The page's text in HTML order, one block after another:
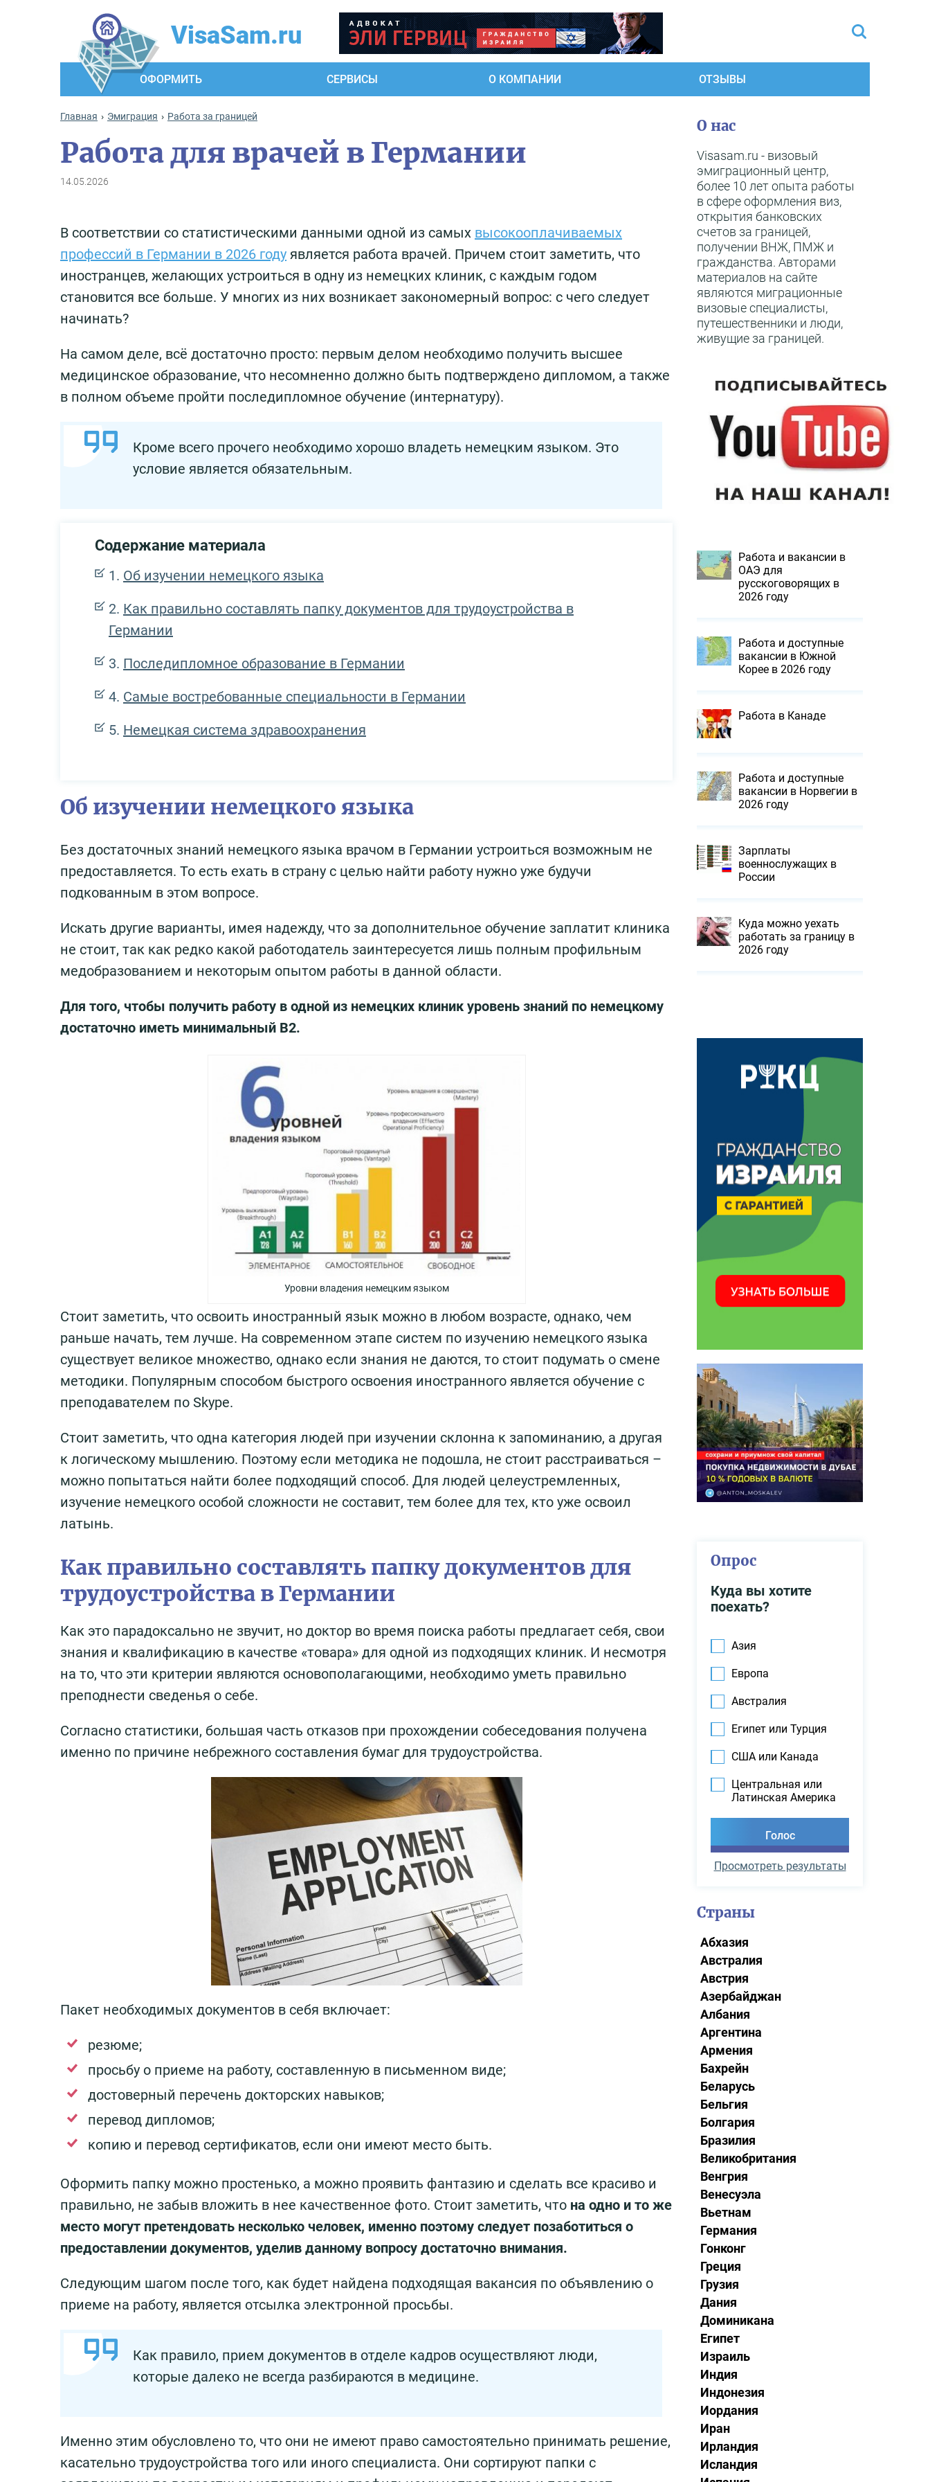
VisaSam.ru
ОФОРМИТЬ СЕРВИСЫ О КОМПАНИИ ОТЗЫВЫ
Главная Эмиграция Работа за границей
Работа для врачей в Германии
14.05.2026
В соответствии со статистическими данными одной из самых высокооплачиваемых
профессий в Германии в 2026 году является работа врачей. Причем стоит заметить, что
иностранцев, желающих устроиться в одну из немецких клиник, с каждым годом
становится все больше. У многих из них возникает закономерный вопрос: с чего следует
начинать?
На самом деле, всё достаточно просто: первым делом необходимо получить высшее
медицинское образование, что несомненно должно быть подтверждено дипломом, а также
в полном объеме пройти последипломное обучение (интернатуру).
Кроме всего прочего необходимо хорошо владеть немецким языком. Это
условие является обязательным.
Содержание материала
Об изучении немецкого языка
Как правильно составлять папку документов для трудоустройства в
Германии
Последипломное образование в Германии
Самые востребованные специальности в Германии
Немецкая система здравоохранения
Об изучении немецкого языка
Без достаточных знаний немецкого языка врачом в Германии устроиться возможным не
предоставляется. То есть ехать в страну с целью найти работу нужно уже будучи
подкованным в этом вопросе.
Искать другие варианты, имея надежду, что за дополнительное обучение заплатит клиника
не стоит, так как редко какой работодатель заинтересуется лишь полным профильным
медобразованием и некоторым опытом работы в данной области.
Для того, чтобы получить работу в одной из немецких клиник уровень знаний по немецкому
достаточно иметь минимальный В2.
Уровни владения немецким языком
Стоит заметить, что освоить иностранный язык можно в любом возрасте, однако, чем
раньше начать, тем лучше. На современном этапе систем по изучению немецкого языка
существует великое множество, однако если знания не даются, то стоит подумать о смене
методики. Популярным способом быстрого освоения иностранного является обучение с
преподавателем по Skype.
Стоит заметить, что одна категория людей при изучении склонна к запоминанию, а другая
к логическому мышлению. Поэтому если методика не подошла, не стоит расстраиваться –
можно попытаться найти более подходящий способ. Для людей целеустремленных,
изучение немецкого особой сложности не составит, тем более для тех, кто уже освоил
латынь.
Как правильно составлять папку документов для
трудоустройства в Германии
Как это парадоксально не звучит, но доктор во время поиска работы предлагает себя, свои
знания и квалификацию в качестве «товара» для одной из подходящих клиник. И несмотря
на то, что эти критерии являются основополагающими, необходимо уметь правильно
преподнести сведенья о себе.
Согласно статистики, большая часть отказов при прохождении собеседования получена
именно по причине небрежного составления бумаг для трудоустройства.
Пакет необходимых документов в себя включает:
резюме;
просьбу о приеме на работу, составленную в письменном виде;
достоверный перечень докторских навыков;
перевод дипломов;
копию и перевод сертификатов, если они имеют место быть.
Оформить папку можно простенько, а можно проявить фантазию и сделать все красиво и
правильно, не забыв вложить в нее качественное фото. Стоит заметить, что на одно и то же
место могут претендовать несколько человек, именно поэтому следует позаботиться о
предоставлении документов, уделив данному вопросу достаточно внимания.
Следующим шагом после того, как будет найдена подходящая вакансия по объявлению о
приеме на работу, является отсылка электронной просьбы.
Как правило, прием документов в отделе кадров осуществляют люди,
которые далеко не всегда разбираются в медицине.
Именно этим обусловлено то, что они не имеют право самостоятельно принимать решение,
касательно трудоустройства того или иного специалиста. Они сортируют папки с
О нас
Visasam.ru - визовый
эмиграционный центр,
более 10 лет опыта работы
в сфере оформления виз,
открытия банковских
счетов за границей,
получении ВНЖ, ПМЖ и
гражданства. Авторами
материалов на сайте
являются миграционные
визовые специалисты,
путешественники и люди,
живущие за границей.
Работа и вакансии в
ОАЭ для
русскоговорящих в
2026 году
Работа и доступные
вакансии в Южной
Корее в 2026 году
Работа в Канаде
Работа и доступные
вакансии в Норвегии в
2026 году
Зарплаты
военнослужащих в
России
Куда можно уехать
работать за границу в
2026 году
Опрос
Куда вы хотите
поехать?
Азия
Европа
Австралия
Египет или Турция
США или Канада
Центральная или
Латинская Америка
Просмотреть результаты
Страны
Абхазия
Австралия
Австрия
Азербайджан
Албания
Аргентина
Армения
Бахрейн
Беларусь
Бельгия
Болгария
Бразилия
Великобритания
Венгрия
Венесуэла
Вьетнам
Германия
Гонконг
Греция
Грузия
Дания
Доминикана
Египет
Израиль
Индия
Индонезия
Иордания
Иран
Ирландия
Исландия